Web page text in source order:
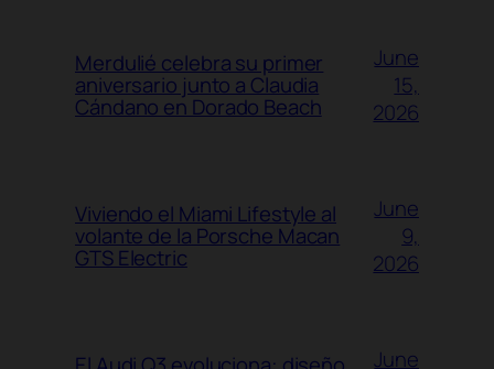
Merdulié celebra su primer
aniversario junto a Claudia
Cándano en Dorado Beach
June
15,
2026
Viviendo el Miami Lifestyle al
volante de la Porsche Macan
GTS Electric
June
9,
2026
June